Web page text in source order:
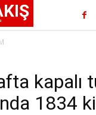
kapalı
1834